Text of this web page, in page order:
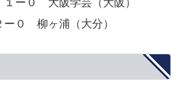
ー０ 大阪学芸（大阪）
０ 柳ヶ浦（大分）